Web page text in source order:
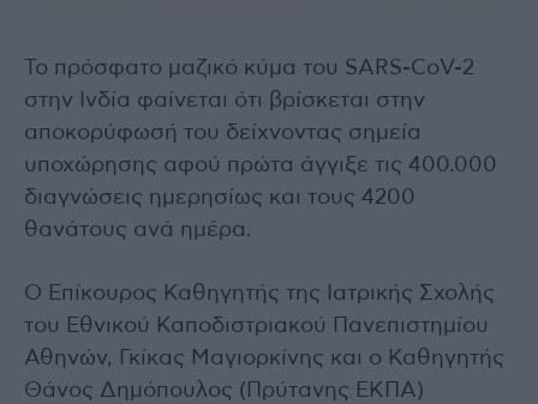
Το πρόσφατο μαζικό κύμα του SARS-CoV-2
στην Ινδία φαίνεται ότι βρίσκεται στην
αποκορύφωσή του δείχνοντας σημεία
υποχώρησης αφού πρώτα άγγιξε τις 400.000
διαγνώσεις ημερησίως και τους 4200
θανάτους ανά ημέρα.
Ο Επίκουρος Καθηγητής της Ιατρικής Σχολής
του Εθνικού Καποδιστριακού Πανεπιστημίου
Αθηνών, Γκίκας Μαγιορκίνης και ο Καθηγητής
Θάνος Δημόπουλος (Πρύτανης ΕΚΠΑ)